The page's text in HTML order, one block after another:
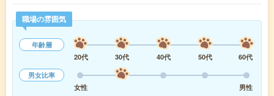
職場の雰囲気
年齢層
20代
30代 40代 50代
60代
男女比率
女性
男性